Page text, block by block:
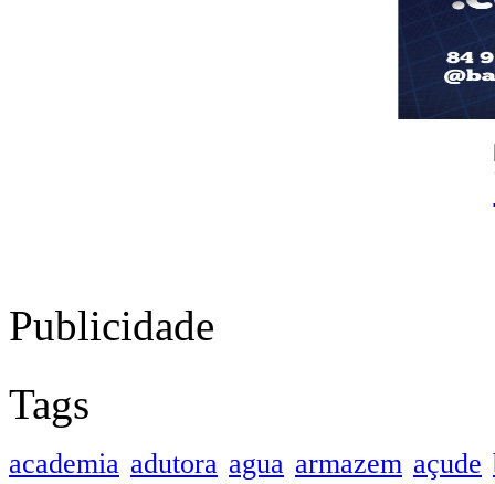
Publicidade
Tags
academia adutora agua armazem açude